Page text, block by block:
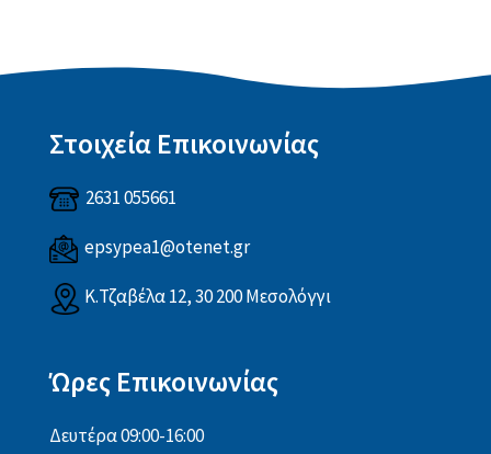
Στοιχεία Επικοινωνίας
2631 055661
epsypea1@otenet.gr
Κ.Τζαβέλα 12, 30 200 Μεσολόγγι
Ώρες Επικοινωνίας
Δευτέρα 09:00-16:00